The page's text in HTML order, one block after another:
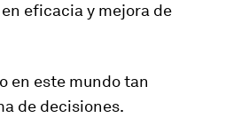
eficacia y mejora de
en este mundo tan
de decisiones.